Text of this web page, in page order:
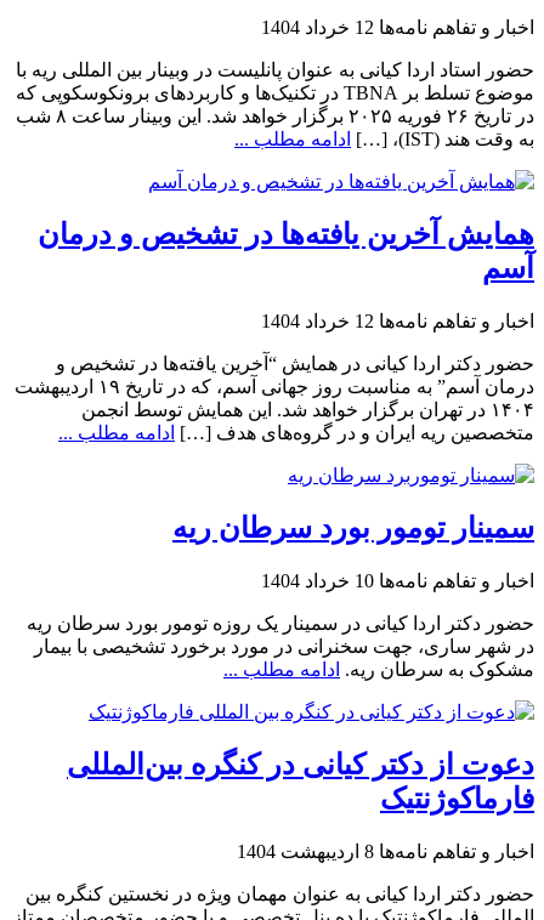
اخبار و تفاهم نامه‌ها 12 خرداد 1404
حضور استاد اردا کیانی به عنوان پانلیست در وبینار بین المللی ریه با
موضوع تسلط بر TBNA در تکنیک‌ها و کاربردهای برونکوسکوپی که
در تاریخ ۲۶ فوریه ۲۰۲۵ برگزار خواهد شد. این وبینار ساعت ۸ شب
به وقت هند (IST)، […]
ادامه مطلب ...
همایش آخرین یافته‌ها در تشخیص و درمان
آسم
اخبار و تفاهم نامه‌ها 12 خرداد 1404
حضور دکتر اردا کیانی در همایش “آخرین یافته‌ها در تشخیص و
درمان آسم” به مناسبت روز جهانی آسم، که در تاریخ ۱۹ اردیبهشت
۱۴۰۴ در تهران برگزار خواهد شد. این همایش توسط انجمن
متخصصین ریه ایران و در گروه‌های هدف […] ادامه مطلب ...
سمینار تومور بورد سرطان ریه
اخبار و تفاهم نامه‌ها 10 خرداد 1404
حضور دکتر اردا کیانی در سمینار یک روزه تومور بورد سرطان ریه
در شهر ساری، جهت سخنرانی در مورد برخورد تشخیصی با بیمار
مشکوک به سرطان ریه. ادامه مطلب ...
دعوت از دکتر کیانی در کنگره بین‌المللی
فارماکوژنتیک
اخبار و تفاهم نامه‌ها 8 اردیبهشت 1404
حضور دکتر اردا کیانی به عنوان مهمان ویژه در نخستین کنگره بین